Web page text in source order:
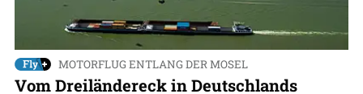
MOTORFLUG ENTLANG DER MOSEL
Vom Dreiländereck in Deutschlands